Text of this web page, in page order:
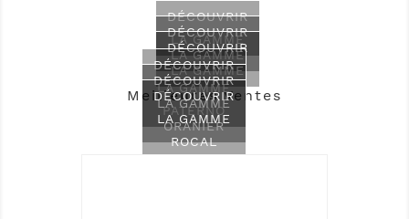
DÉCOUVRIR
LA GAMME
DÉCOUVRIR
LA GAMME
DÉCOUVRIR
LA GAMME
DÉCOUVRIR
LA GAMME
PATERNO
DÉCOUVRIR
LA GAMME
ORANIER
DÉCOUVRIR
LA GAMME
ROCAL
Meilleures Ventes